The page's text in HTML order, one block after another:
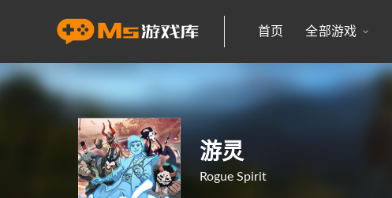
首页 全部游戏
游灵
Rogue Spirit